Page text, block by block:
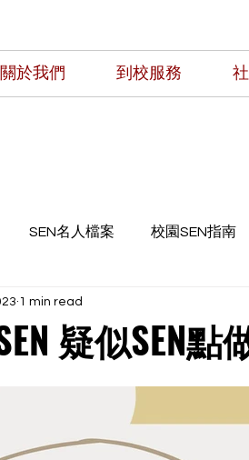
關於我們 到校服務
SEN名人檔案 校園SEN指南
疑似SEN點
1 min read